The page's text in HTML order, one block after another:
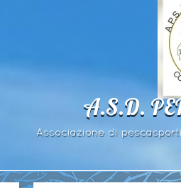
A.S.D.
Associazione di